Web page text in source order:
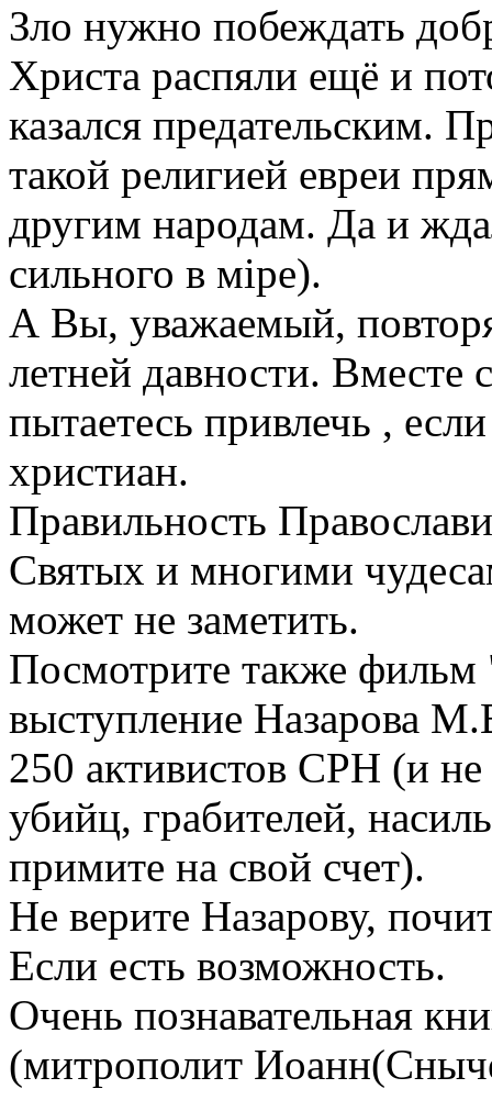
Зло нужно побеждать
Христа распяли ещё и
казался предательским.
такой религией евреи
другим народам. Да и
сильного в мiре).
А Вы, уважаемый,
летней давности.
пытаетесь привлечь ,
христиан.
Правильность
Святых и многими
может не заметить.
Посмотрите также фильм
выступление Назарова
250 активистов СРН (и
убийц, грабителей,
примите на свой счет).
Не верите Назарову,
Если есть возможность.
Очень познавательная
(митрополит